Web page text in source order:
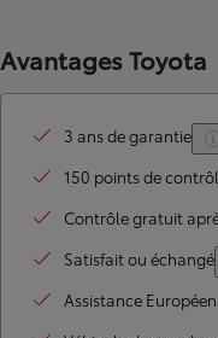
Avantages Toyota
3 ans de garantie
150 points de
Contrôle gratuit
Satisfait ou échangé
Assistance